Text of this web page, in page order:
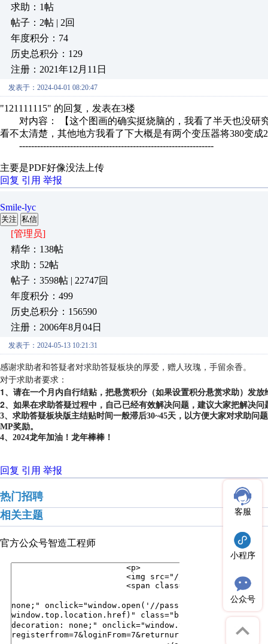
求助：1帖
帖子：2帖 | 2回
年度积分：74
历史总积分：129
注册：2021年12月11日
发表于：2024-04-01 08:20:47
"121111115" 的回复，发表在3楼
对内容： 【这个图画的确实挺烧脑的，我看了半天也没研
看不太清楚，其他地方我看了下大概是有两个变压器将380变
-----------------------------------------------------------------
主要是PDF好像没法上传
回复 引用 举报
Smile-lyc
关注 私信
[管理员]
精华：138帖
求助：52帖
帖子：3598帖 | 22747回
年度积分：499
历史总积分：156590
注册：2006年8月04日
发表于：2024-05-13 10:21:31
感谢求助者和答疑者对求助答疑板块的厚爱，赠人玫瑰，手留余香。
对于求助者要求：
1、请在一个月内自行结贴，把悬赏积分（如果设置积分悬赏求助）发放
2、如果在求助答疑过程中，自己已经有效解决问题，建议大家把解决
3、求助答疑板块版主结贴时间一般滞后30~45天，以方便大家对求助
MP奖励。
4、2024龙年加油！龙年棒棒！
回复 引用 举报
热门招聘
相关主题
官方公众号智造工程师
客服
小程序
公众号